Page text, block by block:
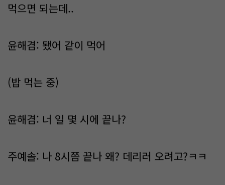
먹으면 되는데..
윤해겸: 됐어 같이 먹어
(밥 먹는 중)
윤해겸: 너 일 몇 시에 끝나?
주예솔: 나 8시쯤 끝나 왜? 데리러 오려고?ㅋㅋ